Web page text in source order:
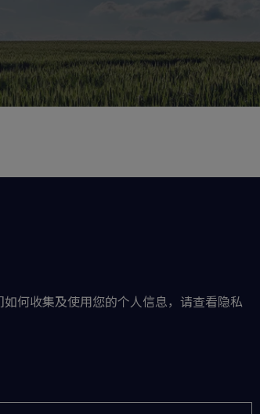
何收集及使用您的个人信息，请查看隐私